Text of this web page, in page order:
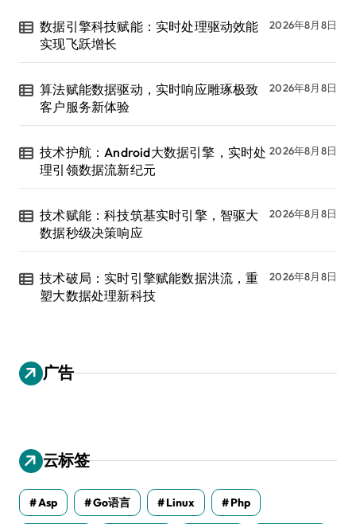
数据引擎科技赋能：实时处理驱动效能
实现飞跃增长
2026年8月8日
算法赋能数据驱动，实时响应雕琢极致
客户服务新体验
2026年8月8日
技术护航：Android大数据引擎，实时处
理引领数据流新纪元
2026年8月8日
技术赋能：科技筑基实时引擎，智驱大
数据秒级决策响应
2026年8月8日
技术破局：实时引擎赋能数据洪流，重
塑大数据处理新科技
2026年8月8日
广告
云标签
Asp Go语言 Linux Php